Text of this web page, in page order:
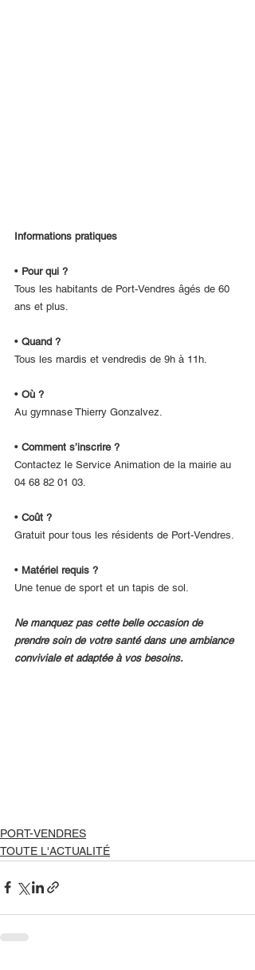
Informations pratiques
• Pour qui ?
Tous les habitants de Port-Vendres âgés de 60
ans et plus.
• Quand ?
Tous les mardis et vendredis de 9h à 11h.
• Où ?
Au gymnase Thierry Gonzalvez.
• Comment s’inscrire ?
Contactez le Service Animation de la mairie au
04 68 82 01 03.
• Coût ?
Gratuit pour tous les résidents de Port-Vendres.
• Matériel requis ?
Une tenue de sport et un tapis de sol.
Ne manquez pas cette belle occasion de
prendre soin de votre santé dans une ambiance
conviviale et adaptée à vos besoins.
PORT-VENDRES
TOUTE L'ACTUALITÉ